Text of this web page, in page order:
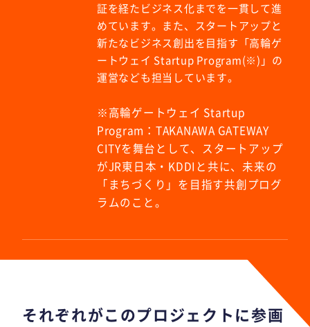
証を経たビジネス化までを一貫して進
めています。また、スタートアップと
新たなビジネス創出を目指す「高輪ゲ
ートウェイ Startup Program(※)」の
運営なども担当しています。
※高輪ゲートウェイ Startup
Program：TAKANAWA GATEWAY
CITYを舞台として、スタートアップ
がJR東日本・KDDIと共に、未来の
「まちづくり」を目指す共創プログ
ラムのこと。
それぞれがこのプロジェクトに参画